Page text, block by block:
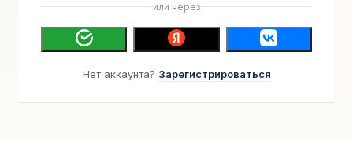
или через
Нет аккаунта? Зарегистрироваться